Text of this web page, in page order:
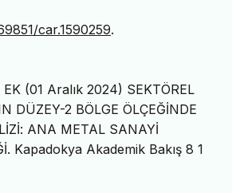
car.1590259.
(01 Aralık 2024) SEKTÖREL
DÜZEY-2 BÖLGE ÖLÇEĞİNDE
ANA METAL SANAYİ
Kapadokya Akademik Bakış 8 1